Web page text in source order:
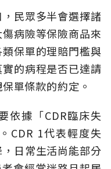
民眾多半會選擇諸
病險等保險商品來
保單的理賠門檻與
的病程是否已達請
單條款的約定。
依據「CDR臨床失
CDR 1代表輕度失
日常生活尚能部分